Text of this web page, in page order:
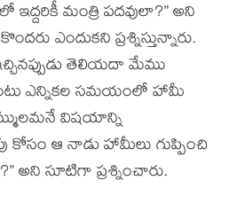
ఇద్దరికీ మంత్రి పదవులా?” అని
ఎందుకని ప్రశ్నిస్తున్నారు.
తెలియదా మేము
ఎన్నికల సమయంలో హామీ
విషయాన్ని
ఆ నాడు హామీలు గుప్పించి
అని సూటిగా ప్రశ్నించారు.